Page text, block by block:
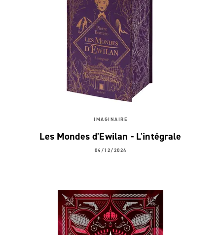
IMAGINAIRE
Les Mondes d'Ewilan - L'intégrale
04/12/2024